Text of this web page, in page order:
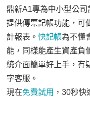
鼎新A1專為中小型公司
提供傳票記帳功能，可
計報表。快記帳為不懂
能，同樣能產生資產負
統介面簡單好上手，有
字客服。
現在免費試用 ，30秒快